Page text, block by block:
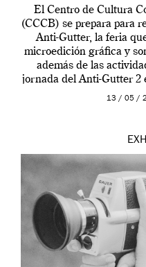
El Centro de Cultura
(CCCB) se prepara para
Anti-Gutter, la feria
microedición gráfica y
además de las
jornada del Anti-Gutter 2
13 / 05 /